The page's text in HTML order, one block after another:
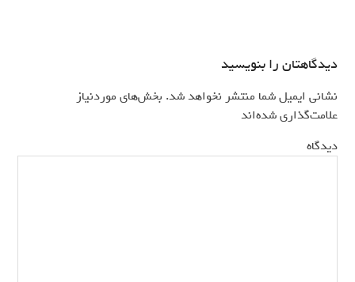
دیدگاهتان را بنویسید
نشانی ایمیل شما منتشر نخواهد شد. بخش‌های موردنیاز
علامت‌گذاری شده‌اند*
دیدگاه*